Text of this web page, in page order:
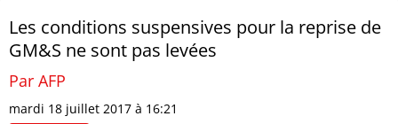
Les conditions suspensives pour la reprise de
GM&S ne sont pas levées
Par AFP
mardi 18 juillet 2017 à 16:21